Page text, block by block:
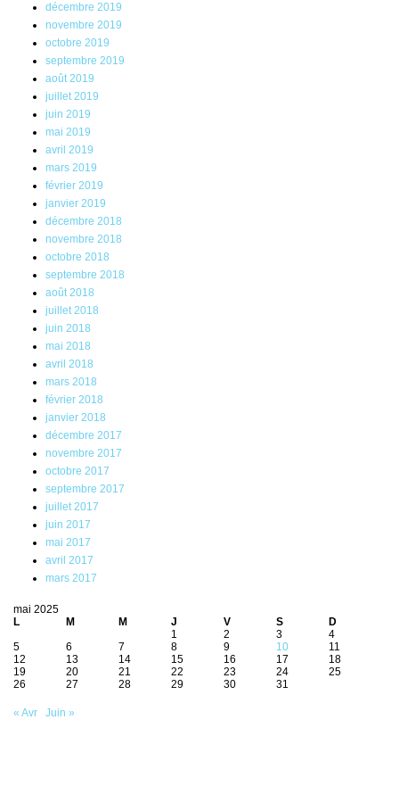
décembre 2019
novembre 2019
octobre 2019
septembre 2019
août 2019
juillet 2019
juin 2019
mai 2019
avril 2019
mars 2019
février 2019
janvier 2019
décembre 2018
novembre 2018
octobre 2018
septembre 2018
août 2018
juillet 2018
juin 2018
mai 2018
avril 2018
mars 2018
février 2018
janvier 2018
décembre 2017
novembre 2017
octobre 2017
septembre 2017
juillet 2017
juin 2017
mai 2017
avril 2017
mars 2017
mai 2025
L
M M J V S
D
1
2 3
4
5
6 7 8 9 10
11
12
13 14 15 16 17
18
19
20 21 22 23 24
25
26
27 28 29 30 31
« Avr Juin »